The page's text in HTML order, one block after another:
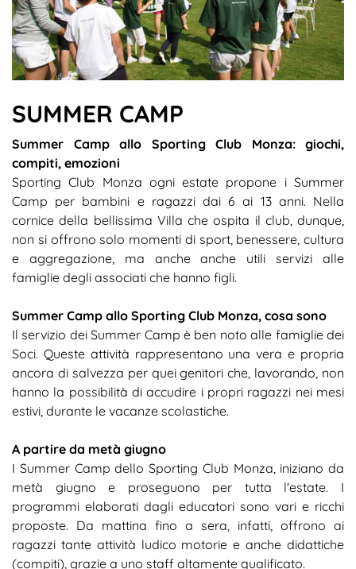
SUMMER CAMP
Summer Camp allo Sporting Club Monza: giochi,
compiti, emozioni
Sporting Club Monza ogni estate propone i Summer
Camp per bambini e ragazzi dai 6 ai 13 anni. Nella
cornice della bellissima Villa che ospita il club, dunque,
non si offrono solo momenti di sport, benessere, cultura
e aggregazione, ma anche anche utili servizi alle
famiglie degli associati che hanno figli.
Summer Camp allo Sporting Club Monza, cosa sono
Il servizio dei Summer Camp è ben noto alle famiglie dei
Soci. Queste attività rappresentano una vera e propria
ancora di salvezza per quei genitori che, lavorando, non
hanno la possibilità di accudire i propri ragazzi nei mesi
estivi, durante le vacanze scolastiche.
A partire da metà giugno
I Summer Camp dello Sporting Club Monza, iniziano da
metà giugno e proseguono per tutta l'estate. I
programmi elaborati dagli educatori sono vari e ricchi
proposte. Da mattina fino a sera, infatti, offrono ai
ragazzi tante attività ludico motorie e anche didattiche
(compiti), grazie a uno staff altamente qualificato.